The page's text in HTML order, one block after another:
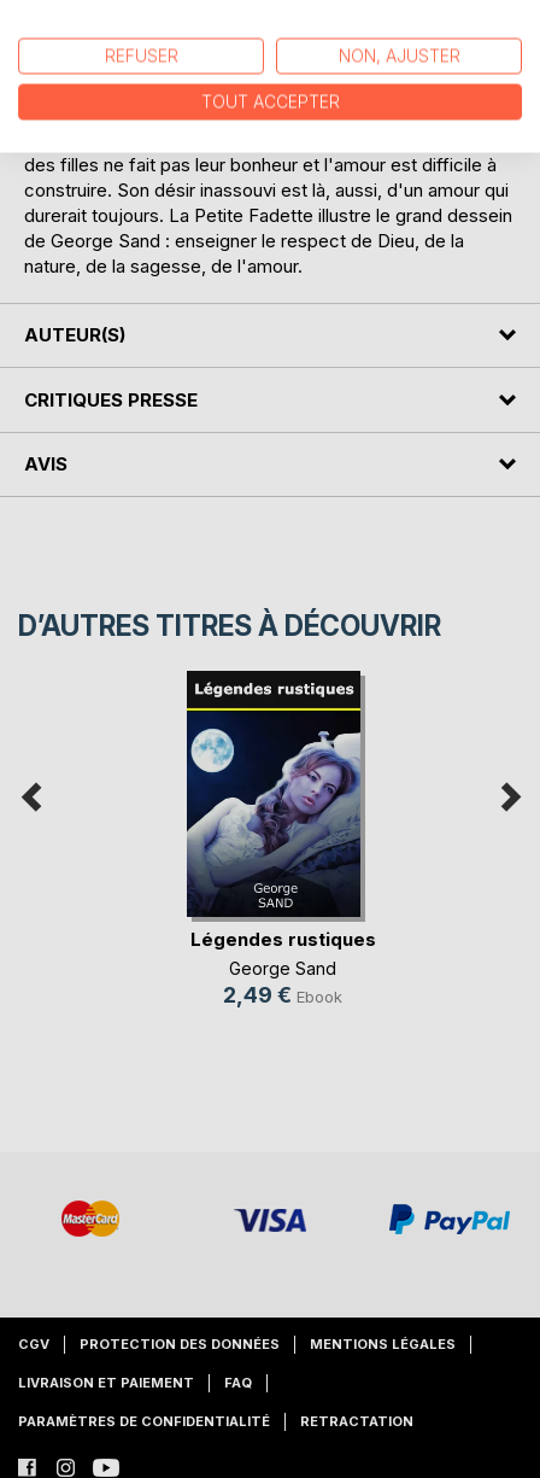
Après La Mare au diable et François le Champi, c'est le
troisième roman champêtre de George Sand. Elle y
exprime tout ce que la vie lui a appris. L'apparence des
des filles ne fait pas leur bonheur et l'amour est difficile à
construire. Son désir inassouvi est là, aussi, d'un amour qui
durerait toujours. La Petite Fadette illustre le grand dessein
de George Sand : enseigner le respect de Dieu, de la
nature, de la sagesse, de l'amour.
AUTEUR(S)
CRITIQUES PRESSE
AVIS
D’AUTRES TITRES À DÉCOUVRIR
Légendes rustiques
George Sand
2,49 € Ebook
CGV PROTECTION DES DONNÉES MENTIONS LÉGALES
LIVRAISON ET PAIEMENT FAQ
PARAMÈTRES DE CONFIDENTIALITÉ RETRACTATION
REFUSER NON, AJUSTER
TOUT ACCEPTER